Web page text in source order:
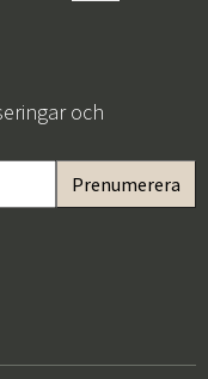
och